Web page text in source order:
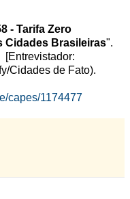
- Tarifa Zero
Cidades Brasileiras".
[Entrevistador:
Cidades de Fato).
capes/1174477